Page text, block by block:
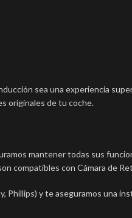
sea una experiencia
originales de tu coche.
mantener todas sus
compatibles con Cámara de
Phillips) y te aseguramos una